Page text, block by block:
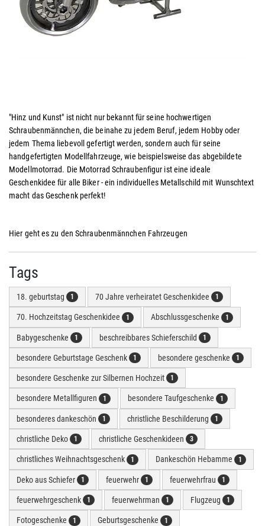
"Hinz und Kunst" ist nicht nur bekannt für seine hochwertigen
Schraubenmännchen, die beinahe zu jedem Beruf, jedem Hobby oder
jedem Thema liebevoll gefertigt werden, sondern auch für seine
handgefertigten Modellfahrzeuge, wie beispielsweise das abgebildete
Modellmotorrad. Die Motorrad Schraubenfigur ist eine ideale
Geschenkidee für alle Biker - ein individuelles Metallschild mit Wunschtext
macht das Geschenk perfekt!
Hier geht es zu den Schraubenmännchen Fahrzeugen
Tags
18. geburtstag 1 70 Jahre verheiratet Geschenkidee 1
70. Hochzeitstag Geschenkidee 1 Abschlussgeschenke 1
Babygeschenke 1 beschreibbares Schieferschild 1
besondere Geburtstage Geschenk 1 besondere geschenke 1
besondere Geschenke zur Silbernen Hochzeit 1
besondere Metallfiguren 1 besondere Taufgeschenke 1
besonderes dankeschön 1 christliche Beschilderung 1
christliche Deko 1 christliche Geschenkideen 3
christliches Weihnachtsgeschenk 1 Dankeschön Hebamme 1
Deko aus Schiefer 1 feuerwehr 1 feuerwehrfrau 1
feuerwehrgeschenk 1 feuerwehrman 1 Flugzeug 1
Fotogeschenke 1 Geburtsgeschenke 1